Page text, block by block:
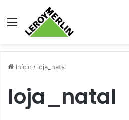
Menu
Início / loja_natal
loja_natal